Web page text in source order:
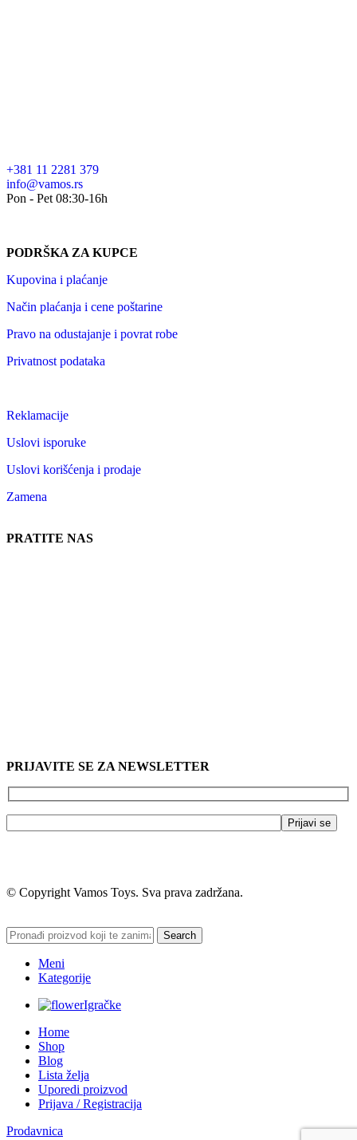
+381 11 2281 379
info@vamos.rs
Pon - Pet 08:30-16h
PODRŠKA ZA KUPCE
Kupovina i plaćanje
Način plaćanja i cene poštarine
Pravo na odustajanje i povrat robe
Privatnost podataka
Reklamacije
Uslovi isporuke
Uslovi korišćenja i prodaje
Zamena
PRATITE NAS
PRIJAVITE SE ZA NEWSLETTER
© Copyright Vamos Toys. Sva prava zadržana.
Search
Meni
Kategorije
Igračke
Home
Shop
Blog
Lista želja
Uporedi proizvod
Prijava / Registracija
Prodavnica